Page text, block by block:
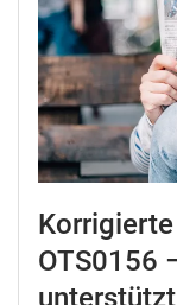
OTS0156